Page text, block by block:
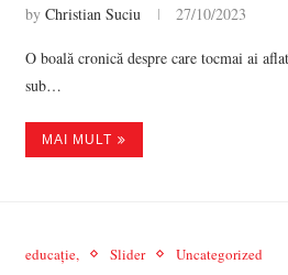
by Christian Suciu 27/10/2023
O boală cronică despre care tocmai ai
sub…
MAI MULT
educație, Slider Uncategorized